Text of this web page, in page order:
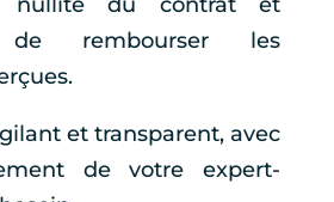
de rembourser les
et transparent, avec
de votre expert-